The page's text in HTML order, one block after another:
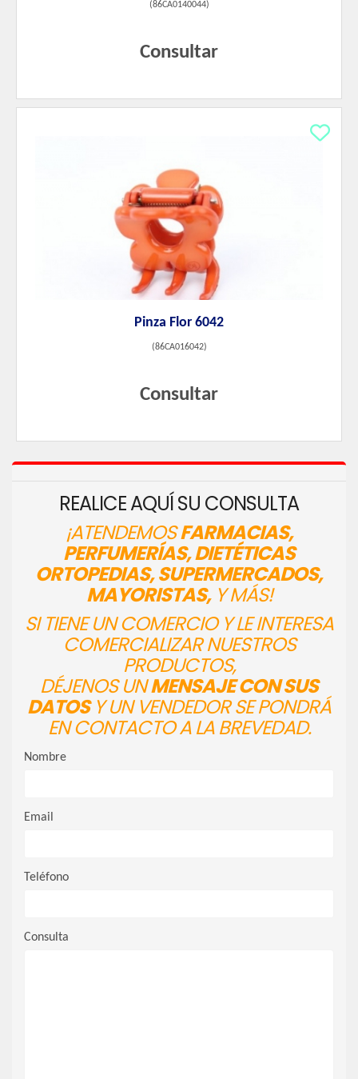
(86CA0140044)
Consultar
Pinza Flor 6042
(86CA016042)
Consultar
REALICE AQUÍ SU CONSULTA
¡ATENDEMOSFARMACIAS,
PERFUMERÍAS, DIETÉTICAS
ORTOPEDIAS, SUPERMERCADOS,
MAYORISTAS,Y MÁS!
SI TIENE UN COMERCIO Y LE INTERESA
COMERCIALIZAR NUESTROS
PRODUCTOS,
DÉJENOS UNMENSAJE CON SUS
DATOSY UN VENDEDOR SE PONDRÁ
EN CONTACTO A LA BREVEDAD.
Nombre
Email
Teléfono
Consulta